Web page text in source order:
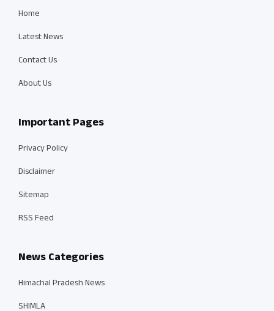
Home
Latest News
Contact Us
About Us
Important Pages
Privacy Policy
Disclaimer
Sitemap
RSS Feed
News Categories
Himachal Pradesh News
SHIMLA